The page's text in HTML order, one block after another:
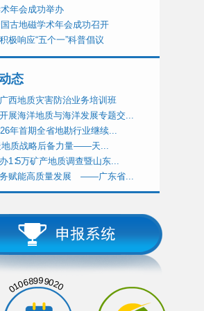
年会成功举办
古地磁学术年会成功召开
极响应“五个一”科普倡议
态
西地质灾害防治业务培训班
展海洋地质与海洋发展专题交...
年首期全省地勘行业继续...
地质战略后备力量——天...
1∶5万矿产地质调查暨山东...
务赋能高质量发展 ——广东省...
01068999020